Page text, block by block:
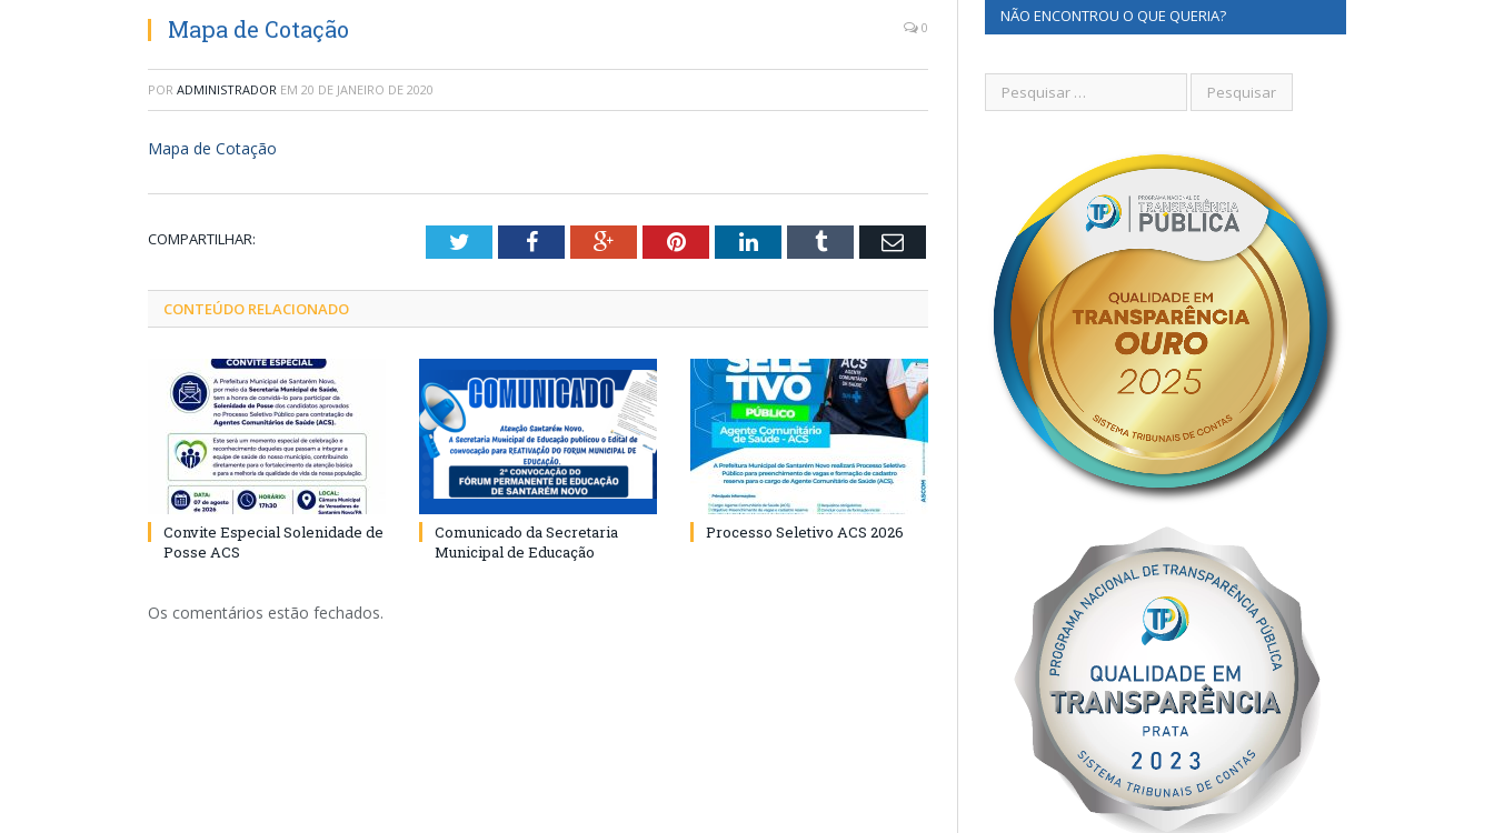
Mapa de Cotação 0
POR ADMINISTRADOR EM 20 DE JANEIRO DE 2020
Mapa de Cotação
COMPARTILHAR: TwitterFacebookGoogle+PinterestLinkedInTumblr Email
CONTEÚDO RELACIONADO
Convite Especial Solenidade de
Posse ACS
Comunicado da Secretaria
Municipal de Educação
Processo Seletivo ACS 2026
Os comentários estão fechados.
NÃO ENCONTROU O QUE QUERIA?